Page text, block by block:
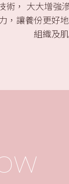
術， 大大增強
，讓養份更好
組織及